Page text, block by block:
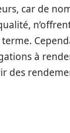
car de
à
des